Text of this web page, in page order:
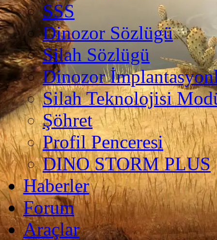
SSS
Dinozor Sözlügü
Silah Sözlügü
Dinozor
Silah Teknolojisi
Şöhret
Profil Penceresi
DINO STORM PLUS
Haberler
Forum
Araçlar